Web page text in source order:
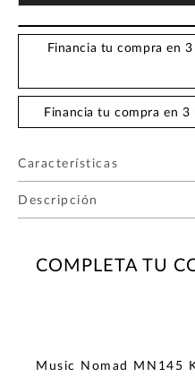
Financia tu compra en
Financia tu compra en 3
Características
Descripción
COMPLETA TU
Music Nomad MN145